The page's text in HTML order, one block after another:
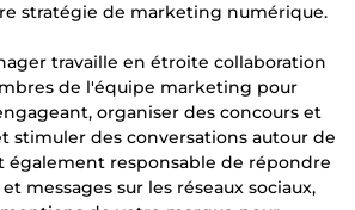
stratégie de marketing numérique.
travaille en étroite collaboration
de l'équipe marketing pour
organiser des concours et
stimuler des conversations autour de
également responsable de répondre
messages sur les réseaux sociaux,